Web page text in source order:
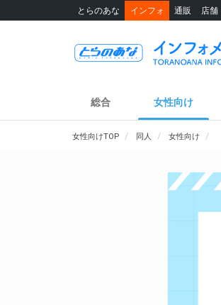
とらのあな インフォ 通販 店舗
総合 女性向け
女性向けTOP 同人 女性向け